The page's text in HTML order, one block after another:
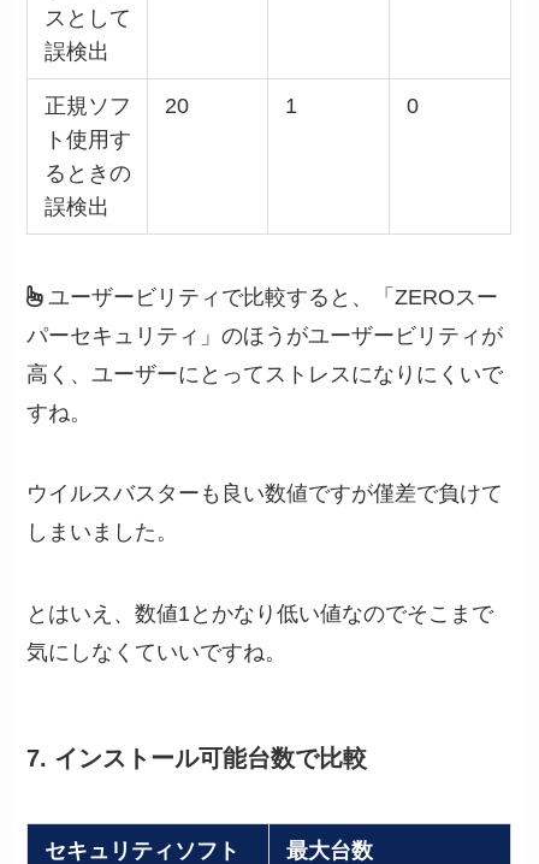
スとして
誤検出
正規ソフ
ト使用す
るときの
誤検出
20 1 0
ユーザービリティで比較すると、「ZEROスー
パーセキュリティ」のほうがユーザービリティが
高く、ユーザーにとってストレスになりにくいで
すね。
ウイルスバスターも良い数値ですが僅差で負けて
しまいました。
とはいえ、数値1とかなり低い値なのでそこまで
気にしなくていいですね。
7. インストール可能台数で比較
セキュリティソフト 最大台数